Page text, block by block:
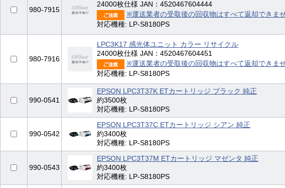
980-7915
24000枚仕様 JAN：4520467604444
※運送業者の受取後の回収物はすべて返却できま
対応機種: LP-S8180PS
980-7916
LPC3K17 感光体ユニット カラー リサイクル
24000枚仕様 JAN：4520467604451
※運送業者の受取後の回収物はすべて返却できま
対応機種: LP-S8180PS
990-0541
EPSON LPC3T37K ETカートリッジ ブラック 純正
約3500枚
対応機種: LP-S8180PS
990-0542
EPSON LPC3T37C ETカートリッジ シアン 純正
約3400枚
対応機種: LP-S8180PS
990-0543
EPSON LPC3T37M ETカートリッジ マゼンタ 純正
約3400枚
対応機種: LP-S8180PS